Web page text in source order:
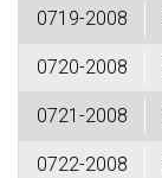
0719-2008
0720-2008
0721-2008
0722-2008